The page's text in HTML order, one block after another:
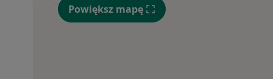
Śr, Czw,
Powiększ mapę